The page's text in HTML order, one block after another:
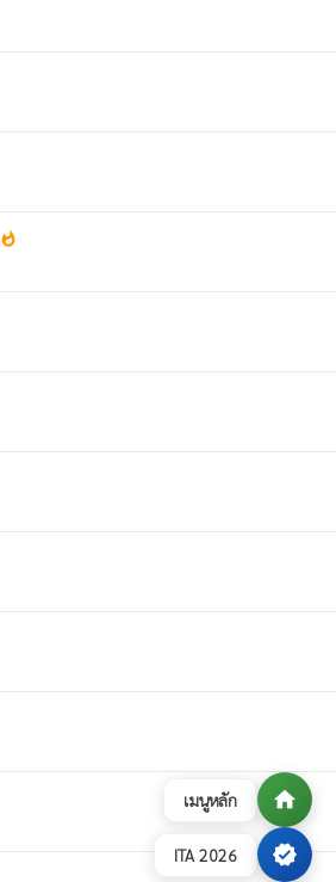
เมนูหลัก home
ITA 2026 verified
whatshot